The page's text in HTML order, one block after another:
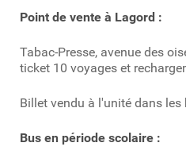
Point de vente à Lagord :
Tabac-Presse, avenue des
ticket 10 voyages et
Billet vendu à l'unité dans les
Bus en période scolaire :